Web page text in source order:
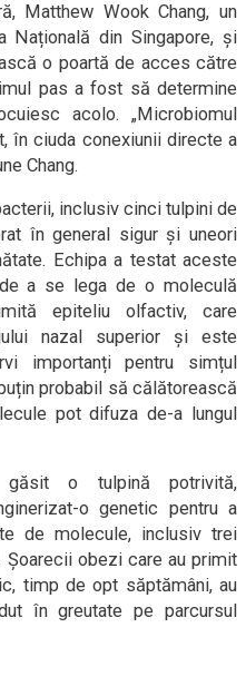
Matthew Wook Chang, un
Națională din Singapore, și
o poartă de acces către
pas a fost să determine
acolo. „Microbiomul
în ciuda conexiunii directe a
Chang.
inclusiv cinci tulpini de
în general sigur și uneori
Echipa a testat aceste
a se lega de o moleculă
epiteliu olfactiv, care
nazal superior și este
importanți pentru simțul
probabil să călătorească
pot difuza de-a lungul
o tulpină potrivită,
o genetic pentru a
de molecule, inclusiv trei
Șoarecii obezi care au primit
timp de opt săptămâni, au
în greutate pe parcursul